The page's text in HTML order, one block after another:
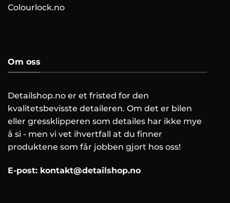
Colourlock.no
Om oss
Detailshop.no er et fristed for den
kvalitetsbevisste detaileren. Om det er bilen
eller gressklipperen som detailes har ikke mye
å si - men vi vet ihvertfall at du finner
produktene som får jobben gjort hos oss!
E-post: kontakt@detailshop.no